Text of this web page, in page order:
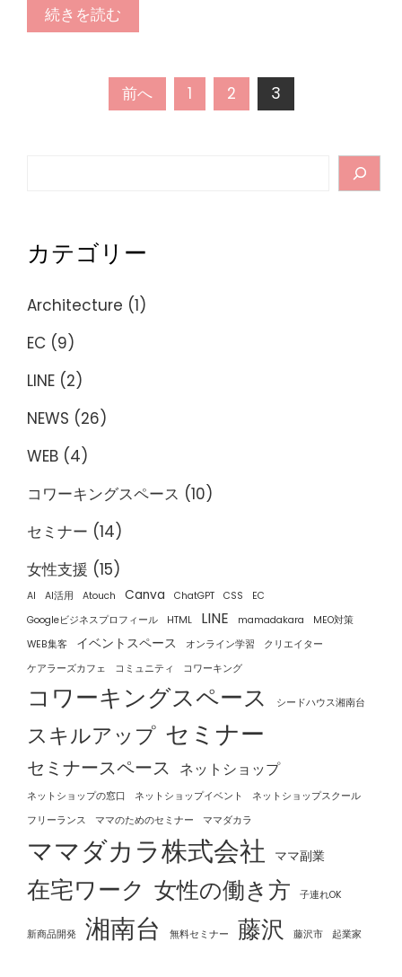
続きを読む
ー
ジ
送
り
前へ 1 2 3
カテゴリー
Architecture (1)
EC (9)
LINE (2)
NEWS (26)
WEB (4)
コワーキングスペース (10)
セミナー (14)
女性支援 (15)
AI AI活用 Atouch Canva ChatGPT CSS
EC
Googleビジネスプロフィール
HTML LINE mamadakara
MEO対策
WEB集客
イベントスペース オンライン学習
クリエイター
ケアラーズカフェ
コミュニティ コワーキング
コワーキングスペース シードハウス湘南台
スキルアップ セミナー
セミナースペース ネットショップ
ネットショップの窓口 ネットショップイベント
ネットショップスクール
フリーランス
ママのためのセミナー ママダカラ
ママダカラ株式会社 ママ副業
在宅ワーク 女性の働き方 子連れOK
新商品開発 湘南台 無料セミナー 藤沢 藤沢市 起業家